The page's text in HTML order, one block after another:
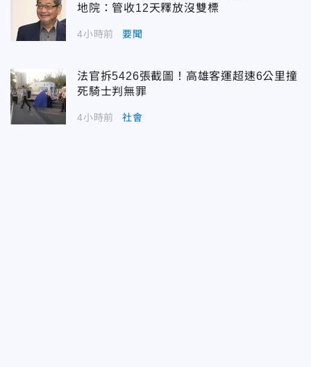
地院：管收12天釋放沒雙標
4小時前 要聞
法官拆5426張截圖！高雄客運超速6公里撞
死騎士判無罪
4小時前 社會